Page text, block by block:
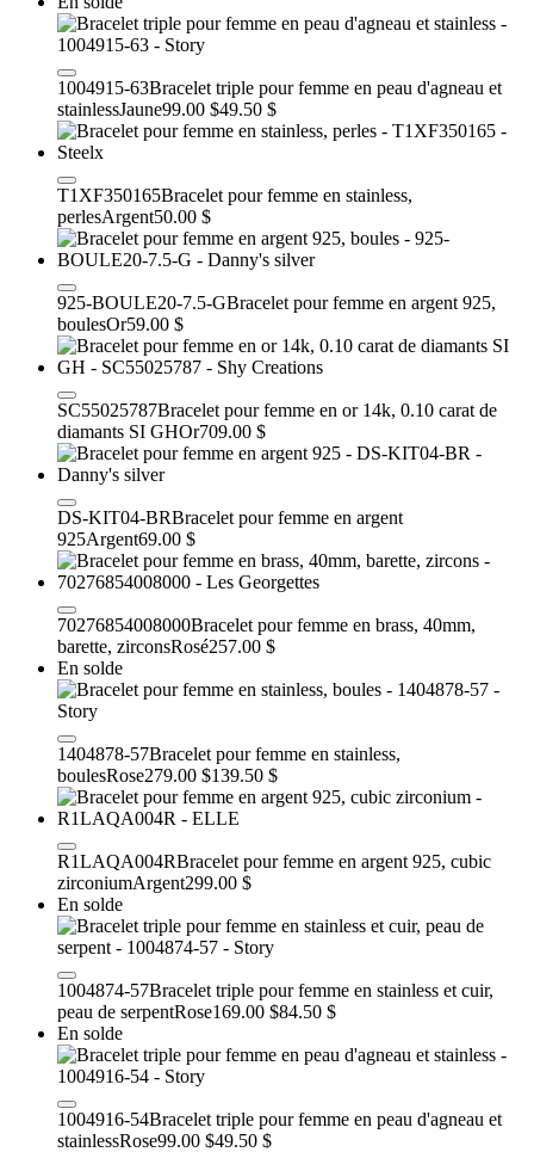
1004915-63Bracelet triple pour femme en peau d'agneau et
stainlessJaune99.00 $49.50 $
T1XF350165Bracelet pour femme en stainless,
perlesArgent50.00 $
925-BOULE20-7.5-GBracelet pour femme en argent 925,
boulesOr59.00 $
SC55025787Bracelet pour femme en or 14k, 0.10 carat de
diamants SI GHOr709.00 $
DS-KIT04-BRBracelet pour femme en argent
925Argent69.00 $
70276854008000Bracelet pour femme en brass, 40mm,
barette, zirconsRosé257.00 $
En solde
1404878-57Bracelet pour femme en stainless,
boulesRose279.00 $139.50 $
R1LAQA004RBracelet pour femme en argent 925, cubic
zirconiumArgent299.00 $
En solde
1004874-57Bracelet triple pour femme en stainless et cuir,
peau de serpentRose169.00 $84.50 $
En solde
1004916-54Bracelet triple pour femme en peau d'agneau et
stainlessRose99.00 $49.50 $